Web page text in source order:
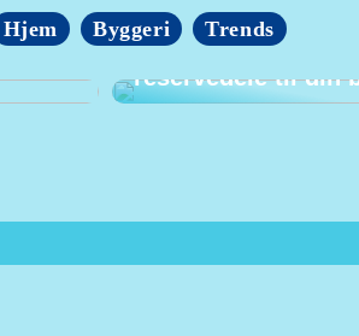
Hjem Byggeri Trends
i
Tips til at finde
reservedele til din